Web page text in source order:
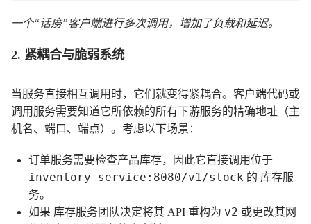
一个“话痨”客户端进行多次调用，增加了负载和延迟。
2. 紧耦合与脆弱系统
当服务直接相互调用时，它们就变得紧耦合。客户端代码或
调用服务需要知道它所依赖的所有下游服务的精确地址（主
机名、端口、端点）。考虑以下场景：
订单服务需要检查产品库存，因此它直接调用位于
inventory-service:8080/v1/stock 的 库存服
务。
如果 库存服务团队决定将其 API 重构为 v2 或更改其网